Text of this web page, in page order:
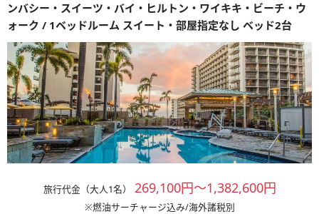
ンバシー・スイーツ・バイ・ヒルトン・ワイキキ・ビーチ・ウ
ォーク / 1ベッドルーム スイート・部屋指定なし ベッド2台
旅行代金（大人1名） 269,100円～1,382,600円
※燃油サーチャージ込み/海外諸税別